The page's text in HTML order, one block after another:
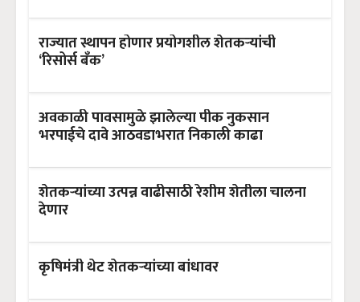
राज्यात स्थापन होणार प्रयोगशील शेतकऱ्यांची
‘रिसोर्स बॅंक’
अवकाळी पावसामुळे झालेल्या पीक नुकसान
भरपाईचे दावे आठवडाभरात निकाली काढा
शेतकऱ्यांच्या उत्पन्न वाढीसाठी रेशीम शेतीला चालना
देणार
कृषिमंत्री थेट शेतकऱ्यांच्या बांधावर